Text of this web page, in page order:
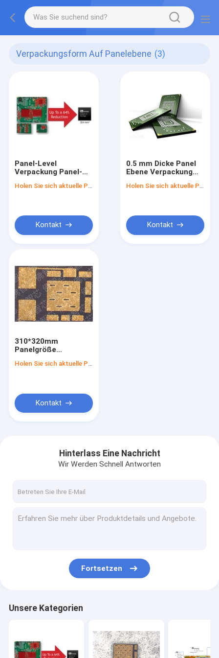
Verpackungsform Auf Panelebene (3)
Panel-Level
Verpackung Panel-
verschiedenen
Holen Sie sich aktuelle Preis
Kontakt
0.5 mm Dicke Panel
Ebene Verpackung
BGA/CSP Für
Holen Sie sich aktuelle Preis
Kontakt
310*320mm
Panelgröße
Niedriger elektrischer
Holen Sie sich aktuelle Preis
Kontakt
Hinterlass Eine Nachricht
Wir Werden Schnell Antworten
Fortsetzen
Unsere Kategorien